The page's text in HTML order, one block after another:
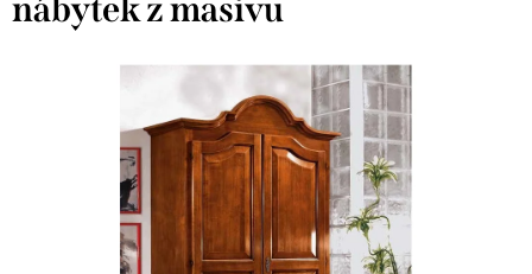
nábytek z masivu